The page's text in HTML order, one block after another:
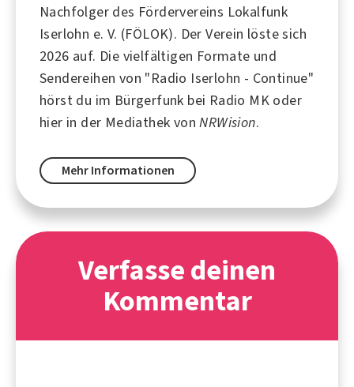
Nachfolger des Fördervereins Lokalfunk
Iserlohn e. V. (FÖLOK). Der Verein löste sich
2026 auf. Die vielfältigen Formate und
Sendereihen von "Radio Iserlohn - Continue"
hörst du im Bürgerfunk bei Radio MK oder
hier in der Mediathek vonNRWision.
Mehr Informationen
Verfasse deinen
Kommentar